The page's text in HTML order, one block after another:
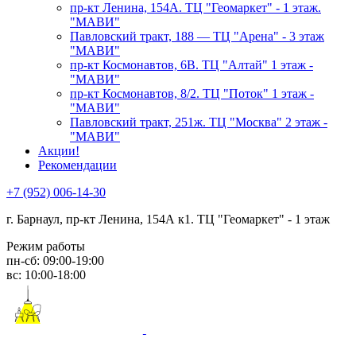
пр-кт Ленина, 154А. ТЦ "Геомаркет" - 1 этаж.
"МАВИ"
​Павловский тракт, 188 — ТЦ "Арена" - 3 этаж
"МАВИ"
пр-кт Космонавтов, 6В. ТЦ "Алтай" 1 этаж -
"МАВИ"
пр-кт Космонавтов, 8/2. ТЦ "Поток" 1 этаж -
"МАВИ"
Павловский тракт, 251ж. ТЦ "Москва" 2 этаж -
"МАВИ"
Акции!
Рекомендации
+7 (952) 006-14-30
г. Барнаул, пр-кт Ленина, 154А к1. ТЦ "Геомаркет" - 1 этаж
Режим работы
пн-сб: 09:00-19:00
вс: 10:00-18:00